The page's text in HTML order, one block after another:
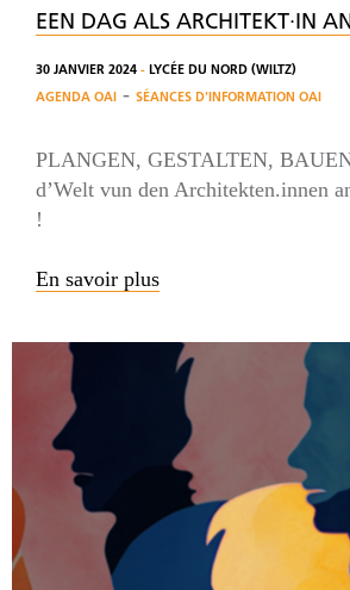
EEN DAG ALS ARCHITEKT∙IN
30 JANVIER 2024 - LYCÉE DU NORD (WILTZ)
AGENDA OAI - SÉANCES D'INFORMATION OAI
PLANGEN, GESTALTEN,
d’Welt vun den Architekten.innen
!
En savoir plus